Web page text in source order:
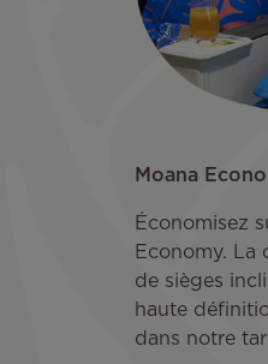
Moana
Économisez
Economy. La
de sièges
haute
dans notre